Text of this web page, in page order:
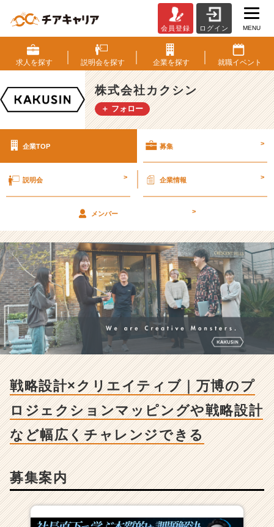
式
会
社
カ
ク
シ
用/
-
戦
計
×
ク
リ
エ
イ
テ
ィ
ブ
万
博
の
プ
ロ
ジ
ン
マ
会員登録 ログイン MENU
求人を探す 説明会を探す 企業を探す 就職イベント
株式会社カクシン
＋ フォロー
企業TOP 募集 >
説明会 > 企業情報 >
メンバー >
戦略設計×クリエイティブ｜万博のプ
ロジェクションマッピングや戦略設計
など幅広くチャレンジできる
募集案内